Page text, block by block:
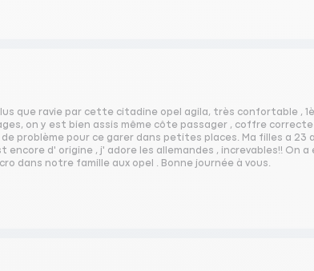
que ravie par cette citadine opel agila, très confortable ,
on y est bien assis même côte passager , coffre
problème pour ce garer dans petites places. Ma filles a 23
encore d' origine , j' adore les allemandes , increvables!! On
dans notre famille aux opel . Bonne journée à vous.